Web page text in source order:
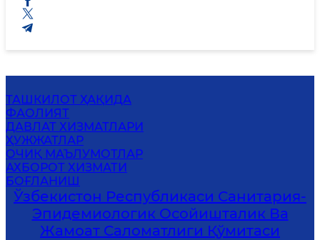
ТАШКИЛОТ ҲАҚИДА
ФАОЛИЯТ
ДАВЛАТ ХИЗМАТЛАРИ
ҲУЖЖАТЛАР
ОЧИҚ МАЪЛУМОТЛАР
АХБОРОТ ХИЗМАТИ
БОҒЛАНИШ
Ўзбекистон Республикаси Санитария-
Эпидемиологик Осойишталик Ва
Жамоат Саломатлиги Қўмитаси